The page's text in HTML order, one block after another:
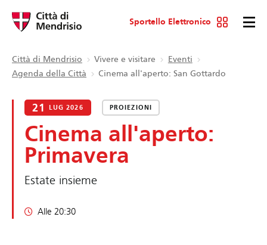
Sportello Elettronico
Città di Mendrisio Vivere e visitare
Eventi
Agenda della Città
Cinema all'aperto: San Gottardo
21 LUG 2026 PROIEZIONI
Cinema all'aperto:
Primavera
Estate insieme
Alle 20:30